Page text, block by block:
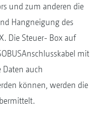
und zum anderen die
Hangneigung des
Die Steuer- Box auf
mit
Daten auch
können, werden die